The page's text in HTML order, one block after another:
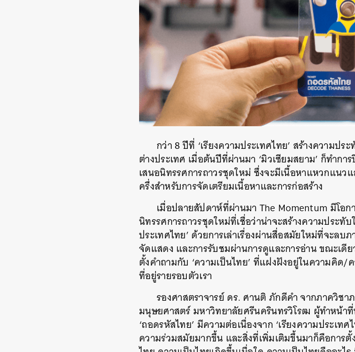
กว่า 8 ปีที่ ‘เรียงความประเทศไทย’ สร้างความป
ต่างประเทศ เมื่อต้นปีที่ผ่านมา ‘มิวเซียมสยาม’ ก็ทำก
เสนอนิทรรศการถาวรชุดใหม่ ซึ่งจะมีเนื้อหาแหวกแนว
ครึ่งสำหรับการจัดเตรียมเนื้อหาและการก่อสร้าง
เมื่อปลายสัปดาห์ที่ผ่านมา The Momentum มีโอก
นิทรรศการถาวรชุดใหม่ที่เชื่อว่าน่าจะสร้างความประทั
ประเทศไทย’ ด้วยการเล่าเรื่องผ่านสื่อสมัยใหม่ที่จะ
จัดแสดง และการรับชมผ่านการดูและการอ่าน ขณะเดี
ตั้งคำถามกับ ‘ความเป็นไทย’ ที่แฝงฝังอยู่ในความคิ
ที่อยู่รายรอบตัวเรา
รองศาสตราจารย์ ดร. ศานติ ภักดีคำ จากภาควิช
มนุษยศาสตร์ มหาวิทยาลัยศรีนครินทรวิโรฒ ผู้ทำหน้า
‘ถอดรหัสไทย’ มีความต่อเนื่องจาก ‘เรียงความประเท
ความร่วมสมัยมากขึ้น และสิ่งที่เพิ่มเติมขึ้นมาก็คือการตั้
SHARE TWEET